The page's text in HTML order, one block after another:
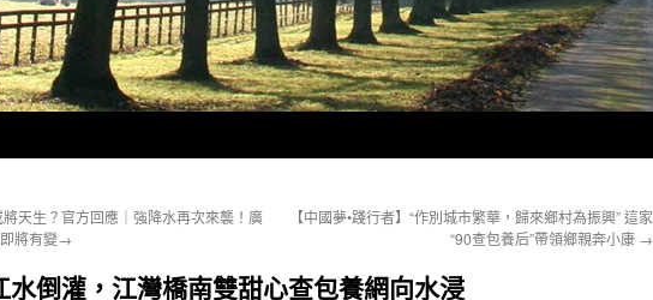
天生？官方回應｜強降水再次來襲！廣
將有變→
【中國夢•踐行者】“作別城市繁華，歸來鄉村為振興” 這家
“90查包養后”帶領鄉親奔小康 →
水倒灌，江灣橋南雙甜心查包養網向水浸